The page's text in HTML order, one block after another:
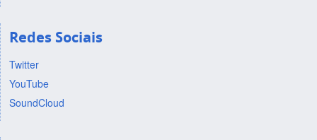
Redes Sociais
Twitter
YouTube
SoundCloud